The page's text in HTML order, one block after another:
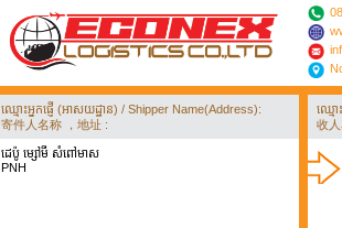
ឈ្មោះអ្នកផ្ញើ (អាសយដ្ឋាន) / Shipper Name(Address):
寄件人名称 ，地址 :
ដេប៉ូ ម្សៅមី សំពៅមាស
PNH
ឈ្មោ
收